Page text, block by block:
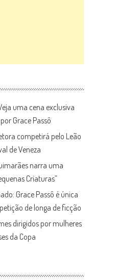
uma cena exclusiva
Grace Passô
competirá pelo Leão
de Veneza
narra uma
Criaturas”
Grace Passô é única
de longa de ficção
dirigidos por mulheres
da Copa